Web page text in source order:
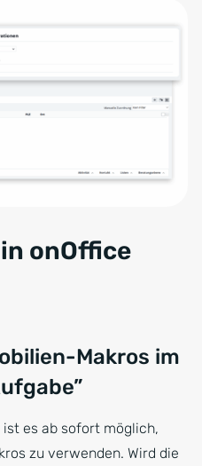
onOffice
Makros im
ist es ab sofort möglich,
zu verwenden. Wird die